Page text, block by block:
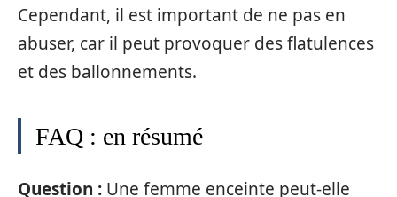
Cependant, il est important de ne pas en
abuser, car il peut provoquer des flatulences
et des ballonnements.
FAQ : en résumé
Question : Une femme enceinte peut-elle